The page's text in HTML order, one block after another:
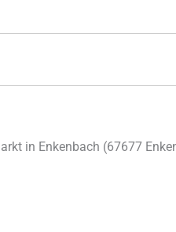
in Enkenbach (67677